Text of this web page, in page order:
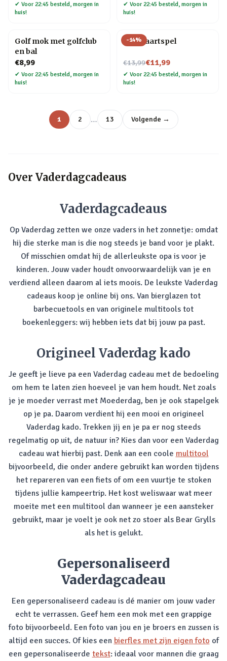
✔ Voor 22:45 besteld, morgen in
huis!
✔ Voor 22:45 besteld, morgen in
huis!
Golf mok met golfclub
en bal
€8,99
✔ Voor 22:45 besteld, morgen in
huis!
-14%
Bier kaartspel
€13,99
Nu voor€11,99
✔ Voor 22:45 besteld, morgen in
huis!
1 2 … 13 Volgende →
Over Vaderdagcadeaus
Vaderdagcadeaus
Op Vaderdag zetten we onze vaders in het zonnetje: omdat
hij die sterke man is die nog steeds je band voor je plakt.
Of misschien omdat hij de allerleukste opa is voor je
kinderen. Jouw vader houdt onvoorwaardelijk van je en
verdiend alleen daarom al iets moois. De leukste Vaderdag
cadeaus koop je online bij ons. Van bierglazen tot
barbecuetools en van originele multitools tot
boekenleggers: wij hebben iets dat bij jouw pa past.
Origineel Vaderdag kado
Je geeft je lieve pa een Vaderdag cadeau met de bedoeling
om hem te laten zien hoeveel je van hem houdt. Net zoals
je je moeder verrast met Moederdag, ben je ook stapelgek
op je pa. Daarom verdient hij een mooi en origineel
Vaderdag kado. Trekken jij en je pa er nog steeds
regelmatig op uit, de natuur in? Kies dan voor een Vaderdag
cadeau wat hierbij past. Denk aan een coole multitool
bijvoorbeeld, die onder andere gebruikt kan worden tijdens
het repareren van een fiets of om een vuurtje te stoken
tijdens jullie kampeertrip. Het kost weliswaar wat meer
moeite met een multitool dan wanneer je een aansteker
gebruikt, maar je voelt je ook net zo stoer als Bear Grylls
als het is gelukt.
Gepersonaliseerd
Vaderdagcadeau
Een gepersonaliseerd cadeau is dé manier om jouw vader
echt te verrassen. Geef hem een mok met een grappige
foto bijvoorbeeld. Een foto van jou en je broers en zussen is
altijd een succes. Of kies een bierfles met zijn eigen foto of
een gepersonaliseerde tekst: ideaal voor mannen die graag